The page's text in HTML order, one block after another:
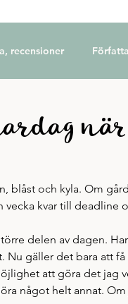
recensioner
blåst och kyla. Om
kvar till deadline
delen av dagen.
gäller det bara att
att göra det jag
något helt annat.